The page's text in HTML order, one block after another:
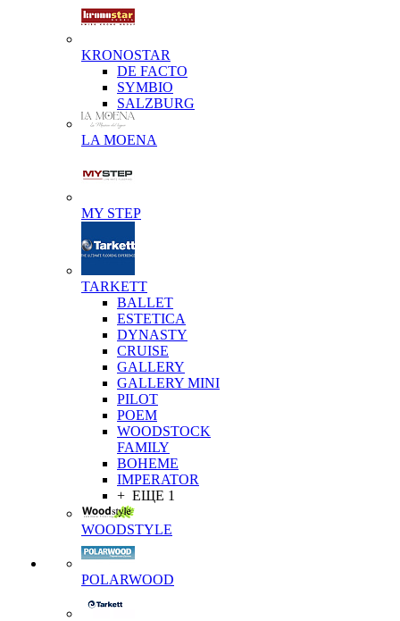
KRONOSTAR
DE FACTO
SYMBIO
SALZBURG
LA MOENA
MY STEP
TARKETT
BALLET
ESTETICA
DYNASTY
CRUISE
GALLERY
GALLERY MINI
PILOT
POEM
WOODSTOCK
FAMILY
BOHEME
IMPERATOR
+ ЕЩЕ 1
WOODSTYLE
POLARWOOD